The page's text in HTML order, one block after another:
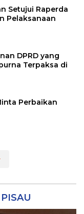
Setujui Raperda
Pelaksanaan
DPRD yang
Terpaksa di
Perbaikan